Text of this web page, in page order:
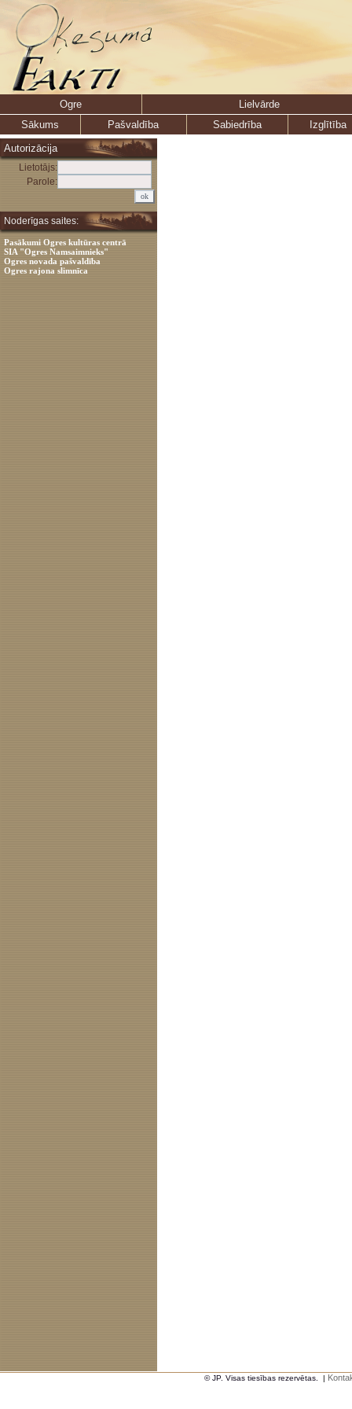
Ogre
Lielvārde
Sākums
Pašvaldība Sabiedrība
Izglītība
Autorizācija
Lietotājs:
Parole:
Noderīgas saites:
Pasākumi Ogres kultūras centrā
SIA "Ogres Namsaimnieks"
Ogres novada pašvaldība
Ogres rajona slimnīca
© JP. Visas tiesības rezervētas. |